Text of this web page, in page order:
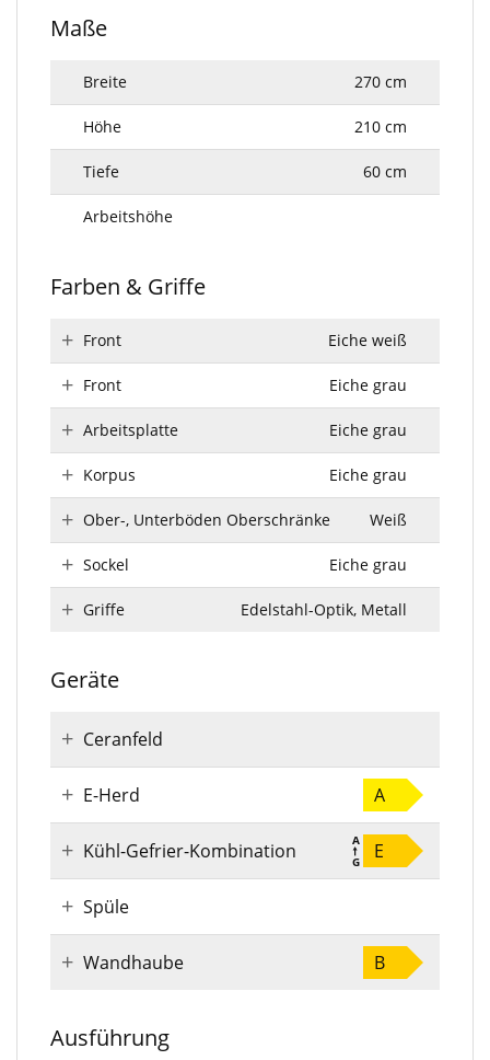
Maße
Breite 270 cm
Höhe 210 cm
Tiefe 60 cm
Arbeitshöhe
Farben & Griffe
Front Eiche weiß
Front Eiche grau
Arbeitsplatte Eiche grau
Korpus Eiche grau
Ober-, Unterböden Oberschränke Weiß
Sockel Eiche grau
Griffe Edelstahl-Optik, Metall
Geräte
Ceranfeld
E-Herd A
Kühl-Gefrier-Kombination E
Spüle
Wandhaube B
Ausführung